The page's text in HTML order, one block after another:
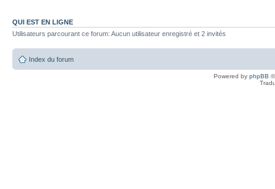
QUI EST EN LIGNE
Utilisateurs parcourant ce forum: Aucun utilisateur enregistré et 2 invités
Index du forum
Powered by phpBB